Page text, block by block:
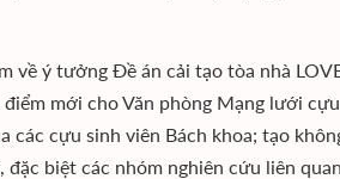
về ý tưởng Đề án cải tạo tòa nhà
mới cho Văn phòng Mạng lưới
các cựu sinh viên Bách khoa; tạo
đặc biệt các nhóm nghiên cứu liên